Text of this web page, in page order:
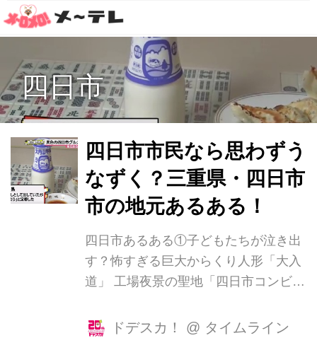
四日市
四日市市民なら思わずう
なずく？三重県・四日市
市の地元あるある！
四日市あるある①子どもたちが泣き出
す？怖すぎる巨大からくり人形「大入
道」 工場夜景の聖地「四日市コンビナ
市。 三重県民に聞いた「住みたい街ラ
ドデスカ！ @ タイムライン